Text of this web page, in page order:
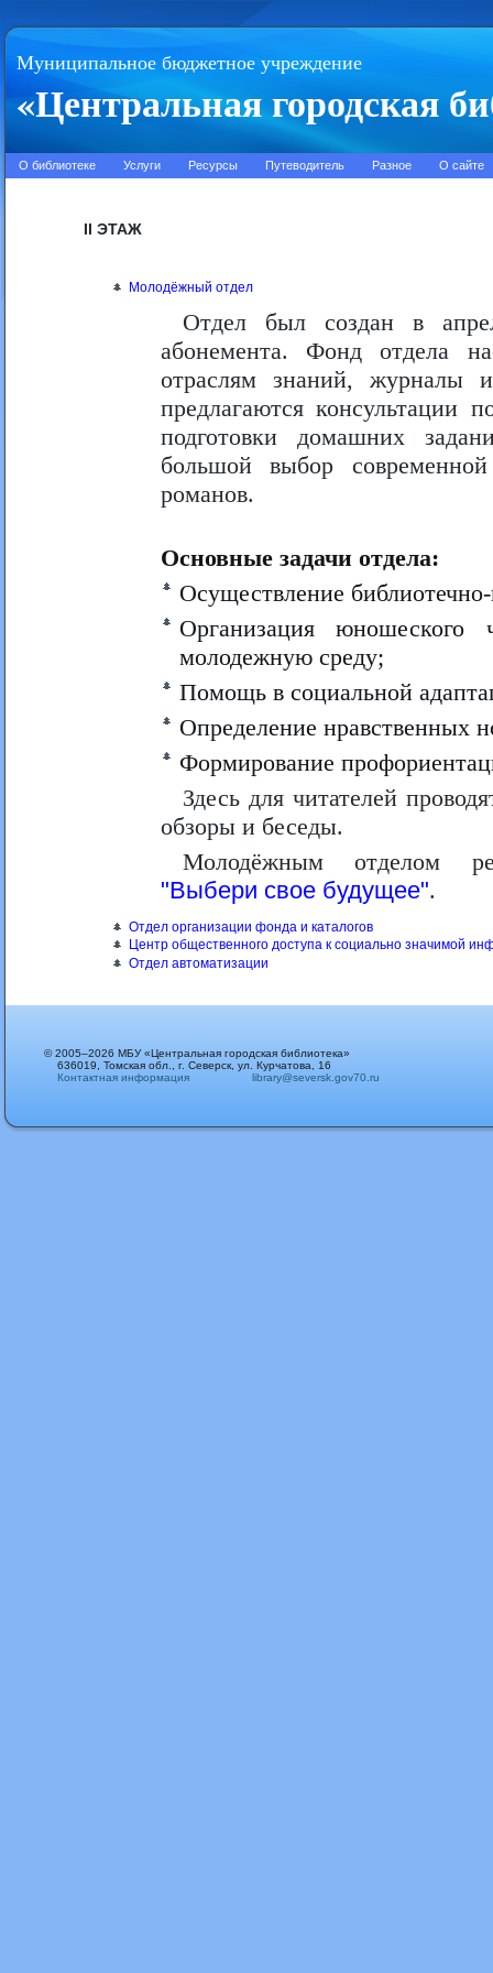
Муниципальное бюджетное учреждение
«Центральная городская
О библиотеке Услуги Ресурсы Путеводитель Разное О сайте
II ЭТАЖ
Молодёжный отдел
Отдел был создан в
абонемента. Фонд отдела
отраслям знаний, журналы
предлагаются консультации
подготовки домашних
большой выбор
романов.
Основные задачи отдела:
Осуществление
Организация
молодежную среду;
Помощь в социальной
Определение нравственных
Формирование
Здесь для читателей
обзоры и беседы.
Молодёжным отделом
"Выбери свое будущее".
Отдел организации фонда и каталогов
Центр общественного доступа к социально значимой
Отдел автоматизации
© 2005–2026 МБУ «Центральная городская библиотека»
636019, Томская обл., г. Северск, ул. Курчатова, 16
Контактная информация
library@seversk.gov70.ru